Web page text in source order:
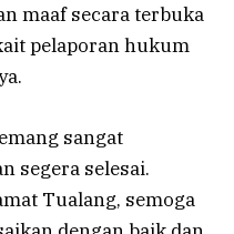
maaf secara terbuka
pelaporan hukum
sangat
segera selesai.
Tualang, semoga